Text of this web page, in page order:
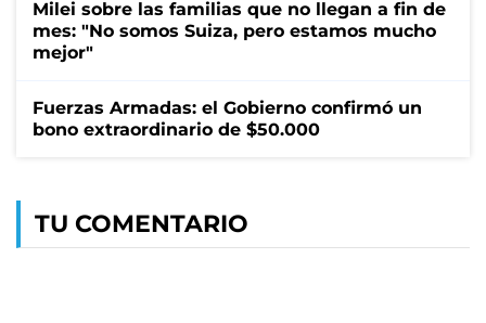
Milei sobre las familias que no llegan a fin de
mes: "No somos Suiza, pero estamos mucho
mejor"
Fuerzas Armadas: el Gobierno confirmó un
bono extraordinario de $50.000
TU COMENTARIO